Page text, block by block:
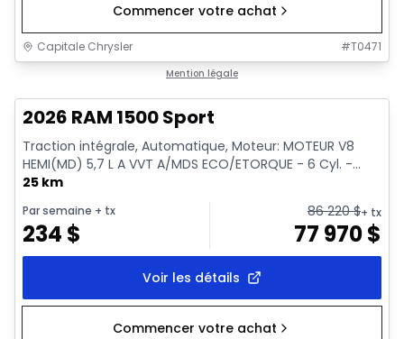
Commencer votre achat
Capitale Chrysler #T0471
Mention légale
2026 RAM 1500 Sport
Traction intégrale, Automatique, Moteur: MOTEUR V8
HEMI(MD) 5,7 L A VVT A/MDS ECO/ETORQUE - 6 Cyl. -...
25 km
Par semaine + tx
234 $
86 220$+ tx
77 970$
Voir les détails
Commencer votre achat